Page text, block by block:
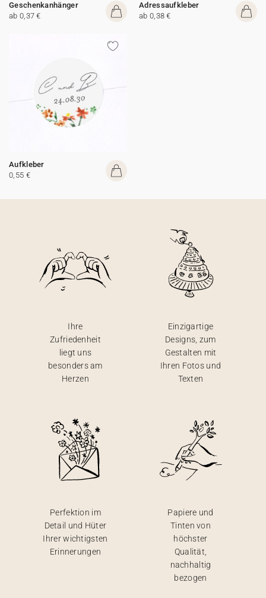
Geschenkanhänger
ab 0,37 €
Adressaufkleber
ab 0,38 €
Aufkleber
0,55 €
Ihre
Zufriedenheit
liegt uns
besonders am
Herzen
Einzigartige
Designs, zum
Gestalten mit
Ihren Fotos und
Texten
Perfektion im
Detail und Hüter
Ihrer wichtigsten
Erinnerungen
Papiere und
Tinten von
höchster
Qualität,
nachhaltig
bezogen